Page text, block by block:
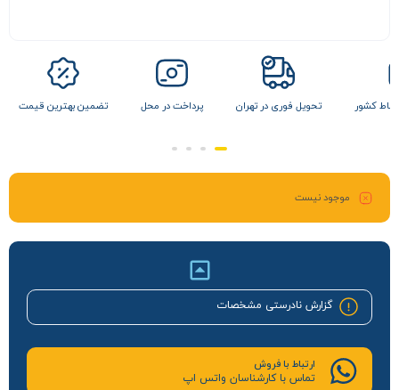
نقاط کشور تحویل فوری در تهران پرداخت در محل تضمین بهترین قیمت
موجود نیست
گزارش نادرستی مشخصات
ارتباط با فروش
تماس با کارشناسان واتس اپ